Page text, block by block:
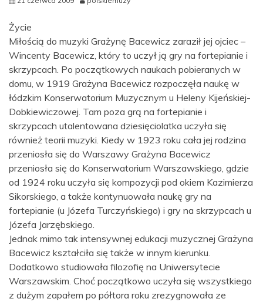
Życie
Miłością do muzyki Grażynę Bacewicz zaraził jej ojciec –
Wincenty Bacewicz, który to uczył ją gry na fortepianie i
skrzypcach. Po początkowych naukach pobieranych w
domu, w 1919 Grażyna Bacewicz rozpoczęła naukę w
łódzkim Konserwatorium Muzycznym u Heleny Kijeńskiej-
Dobkiewiczowej. Tam poza grą na fortepianie i
skrzypcach utalentowana dziesięciolatka uczyła się
również teorii muzyki. Kiedy w 1923 roku cała jej rodzina
przeniosła się do Warszawy Grażyna Bacewicz
przeniosła się do Konserwatorium Warszawskiego, gdzie
od 1924 roku uczyła się kompozycji pod okiem Kazimierza
Sikorskiego, a także kontynuowała naukę gry na
fortepianie (u Józefa Turczyńskiego) i gry na skrzypcach u
Józefa Jarzębskiego.
Jednak mimo tak intensywnej edukacji muzycznej Grażyna
Bacewicz kształciła się także w innym kierunku.
Dodatkowo studiowała filozofię na Uniwersytecie
Warszawskim. Choć początkowo uczyła się wszystkiego
z dużym zapałem po półtora roku zrezygnowała ze